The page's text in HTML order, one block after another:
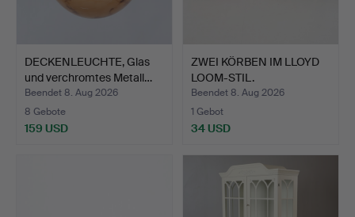
DECKENLEUCHTE, Glas
und verchromtes Metall…
Beendet 8. Aug 2026
8 Gebote
159 USD
ZWEI KÖRBEN IM LLOYD
LOOM-STIL.
Beendet 8. Aug 2026
1 Gebot
34 USD